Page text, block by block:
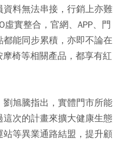
料無法串接，行銷上亦難
虛實整合，官網、APP、門
能同步累積，亦即不論在
椅等相關產品，都享有紅
旭騰指出，實體門市所能
次的計畫來擴大健康生態
等異業通路結盟，提升顧